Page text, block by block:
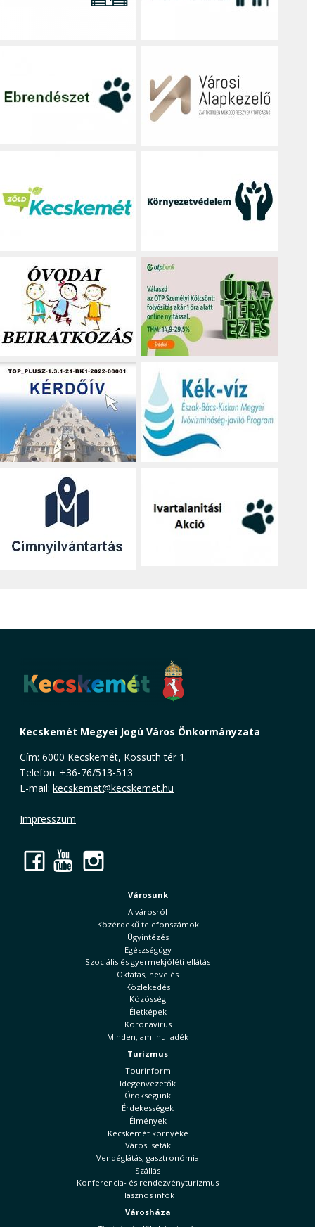
Kecskemét Megyei Jogú Város Önkormányzata
Cím: 6000 Kecskemét, Kossuth tér 1.
Telefon: +36-76/513-513
E-mail: kecskemet@kecskemet.hu
Impresszum
Facebook
YouTube
Városunk
A városról
Közérdekű telefonszámok
Ügyintézés
Egészségügy
Szociális és gyermekjóléti ellátás
Oktatás, nevelés
Közlekedés
Közösség
Életképek
Koronavírus
Minden, ami hulladék
Turizmus
Tourinform
Idegenvezetők
Örökségünk
Érdekességek
Élmények
Kecskemét környéke
Városi séták
Vendéglátás, gasztronómia
Szállás
Konferencia- és rendezvényturizmus
Hasznos infók
Városháza